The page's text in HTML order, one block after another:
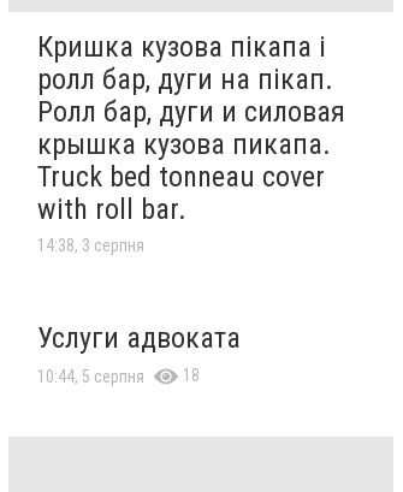
Кришка кузова пікапа і
ролл бар, дуги на пікап.
Ролл бар, дуги и силовая
крышка кузова пикапа.
Truck bed tonneau cover
with roll bar.
14:38, 3 серпня
Услуги адвоката
10:44, 5 серпня 18